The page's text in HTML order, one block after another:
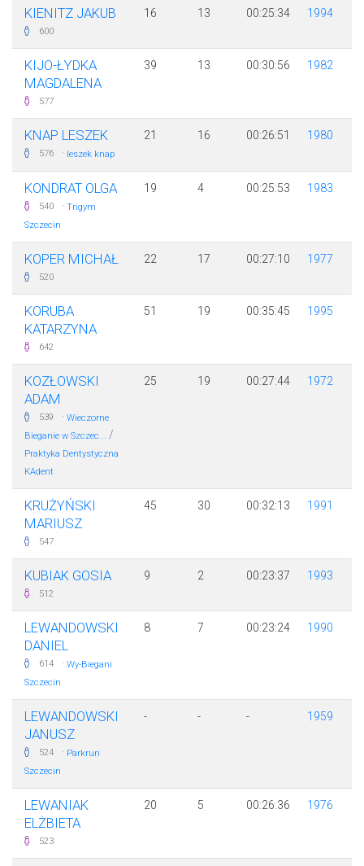
KIENITZ JAKUB
600
16 13 00:25:34 1994
KIJO-ŁYDKA
MAGDALENA
577
39 13 00:30:56 1982
KNAP LESZEK
576 · leszek knap
21 16 00:26:51 1980
KONDRAT OLGA
540 · Trigym
Szczecin
19 4 00:25:53 1983
KOPER MICHAŁ
520
22 17 00:27:10 1977
KORUBA
KATARZYNA
642
51 19 00:35:45 1995
KOZŁOWSKI
ADAM
539 · Wieczorne
Bieganie w Szczec... /
Praktyka Dentystyczna
KAdent
25 19 00:27:44 1972
KRUŻYŃSKI
MARIUSZ
547
45 30 00:32:13 1991
KUBIAK GOSIA
512
9 2 00:23:37 1993
LEWANDOWSKI
DANIEL
614 · Wy-Biegani
Szczecin
8 7 00:23:24 1990
LEWANDOWSKI
JANUSZ
524 · Parkrun
Szczecin
- - - 1959
LEWANIAK
ELŻBIETA
523
20 5 00:26:36 1976